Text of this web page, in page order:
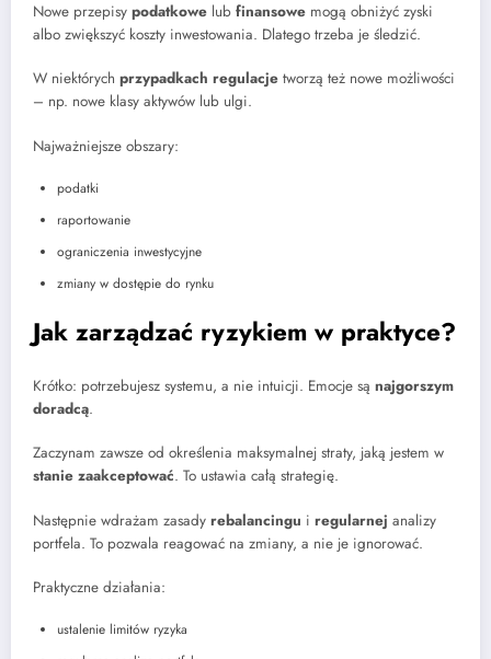
Nowe przepisy podatkowe lub finansowe mogą obniżyć zyski
albo zwiększyć koszty inwestowania. Dlatego trzeba je śledzić.
W niektórych przypadkach regulacje tworzą też nowe możliwości
– np. nowe klasy aktywów lub ulgi.
Najważniejsze obszary:
podatki
raportowanie
ograniczenia inwestycyjne
zmiany w dostępie do rynku
Jak zarządzać ryzykiem w praktyce?
Krótko: potrzebujesz systemu, a nie intuicji. Emocje są najgorszym
doradcą.
Zaczynam zawsze od określenia maksymalnej straty, jaką jestem w
stanie zaakceptować. To ustawia całą strategię.
Następnie wdrażam zasady rebalancingu i regularnej analizy
portfela. To pozwala reagować na zmiany, a nie je ignorować.
Praktyczne działania:
ustalenie limitów ryzyka